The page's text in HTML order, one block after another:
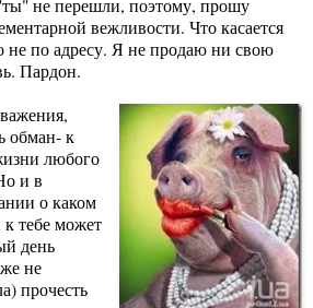
не перешли, поэтому, прошу
вежливости. Что касается
не по адресу. Я не продаю ни свою
Пардон.
обман- к
любого
и в
о каком
тебе может
день
не
прочесть